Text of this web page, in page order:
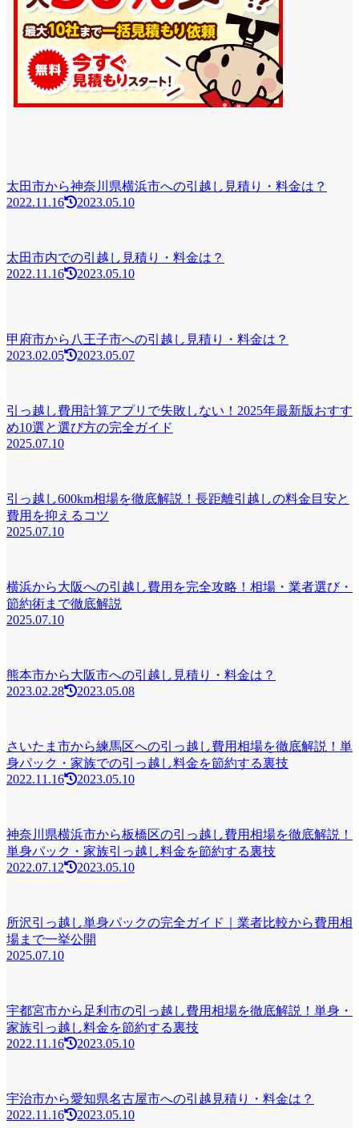
太田市から神奈川県横浜市への引越し見積り・料金は？
2022.11.16
2023.05.10
太田市内での引越し見積り・料金は？
2022.11.16
2023.05.10
甲府市から八王子市への引越し見積り・料金は？
2023.02.05
2023.05.07
引っ越し費用計算アプリで失敗しない！2025年最新版おすす
め10選と選び方の完全ガイド
2025.07.10
引っ越し600km相場を徹底解説！長距離引越しの料金目安と
費用を抑えるコツ
2025.07.10
横浜から大阪への引越し費用を完全攻略！相場・業者選び・
節約術まで徹底解説
2025.07.10
熊本市から大阪市への引越し見積り・料金は？
2023.02.28
2023.05.08
さいたま市から練馬区への引っ越し費用相場を徹底解説！単
身パック・家族での引っ越し料金を節約する裏技
2022.11.16
2023.05.10
神奈川県横浜市から板橋区の引っ越し費用相場を徹底解説！
単身パック・家族引っ越し料金を節約する裏技
2022.07.12
2023.05.10
所沢引っ越し単身パックの完全ガイド｜業者比較から費用相
場まで一挙公開
2025.07.10
宇都宮市から足利市の引っ越し費用相場を徹底解説！単身・
家族引っ越し料金を節約する裏技
2022.11.16
2023.05.10
宇治市から愛知県名古屋市への引越見積り・料金は？
2022.11.16
2023.05.10